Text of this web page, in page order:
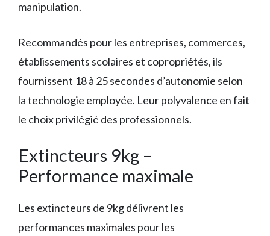
manipulation.
Recommandés pour les entreprises, commerces,
établissements scolaires et copropriétés, ils
fournissent 18 à 25 secondes d’autonomie selon
la technologie employée. Leur polyvalence en fait
le choix privilégié des professionnels.
Extincteurs 9kg –
Performance maximale
Les extincteurs de 9kg délivrent les
performances maximales pour les